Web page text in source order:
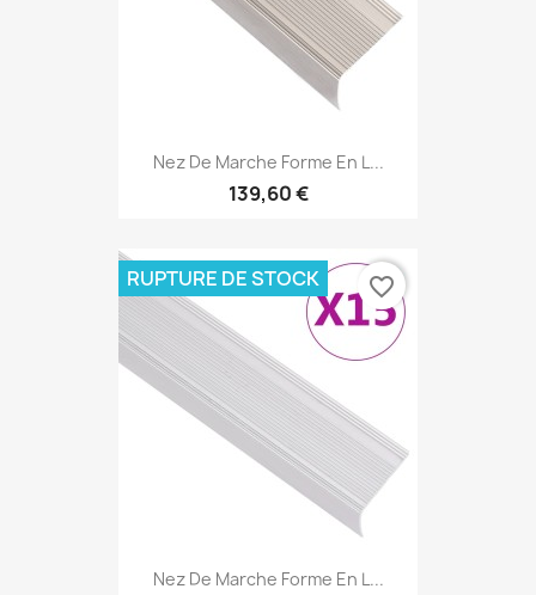
Nez De Marche Forme En L...
139,60 €
Nez De Marche Forme En L...
RUPTURE DE STOCK favorite_border